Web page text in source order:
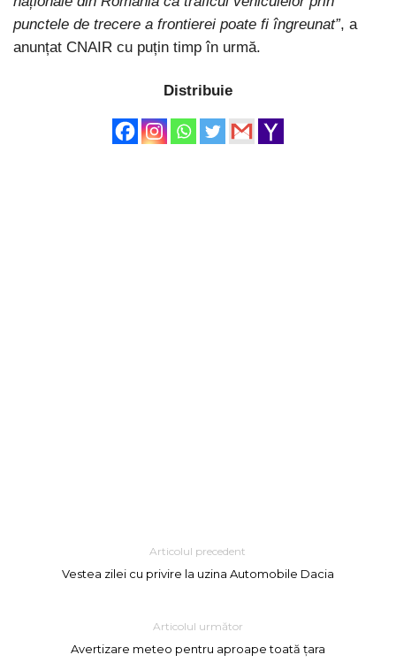
punctele de trecere a frontierei poate fi îngreunat”, a
anunțat CNAIR cu puțin timp în urmă.
Distribuie
Articolul precedent
Vestea zilei cu privire la uzina Automobile Dacia
Articolul următor
Avertizare meteo pentru aproape toată țara